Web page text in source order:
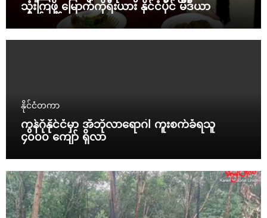
သုံးကြဖို့ မြောက်ကိုရီးယား နိုင်ငံပိုင် မီဒီယာ
တိုက်တွန်း
နိုင်ငံတကာ
ကွန်ဂိုနိုင်ငံမှာ အီဘိုလာရောဂါ ကူးစက်ခံရသူ
၄၀၀၀ ကျော် ရှိလာ